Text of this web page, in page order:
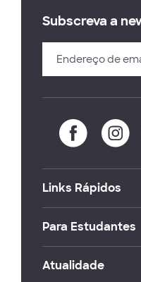
Subscreva a
Links Rápidos
Para Estudantes
Atualidade